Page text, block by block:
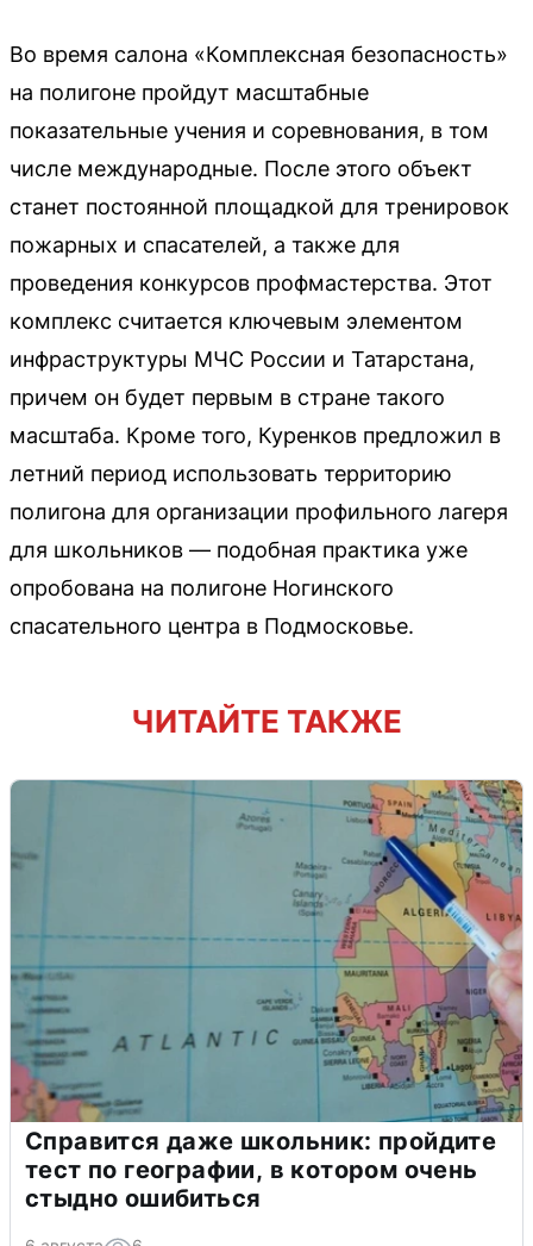
Во время салона «Комплексная безопасность»
на полигоне пройдут масштабные
показательные учения и соревнования, в том
числе международные. После этого объект
станет постоянной площадкой для тренировок
пожарных и спасателей, а также для
проведения конкурсов профмастерства. Этот
комплекс считается ключевым элементом
инфраструктуры МЧС России и Татарстана,
причем он будет первым в стране такого
масштаба. Кроме того, Куренков предложил в
летний период использовать территорию
полигона для организации профильного лагеря
для школьников — подобная практика уже
опробована на полигоне Ногинского
спасательного центра в Подмосковье.
ЧИТАЙТЕ ТАКЖЕ
Справится даже школьник: пройдите
тест по географии, в котором очень
стыдно ошибиться